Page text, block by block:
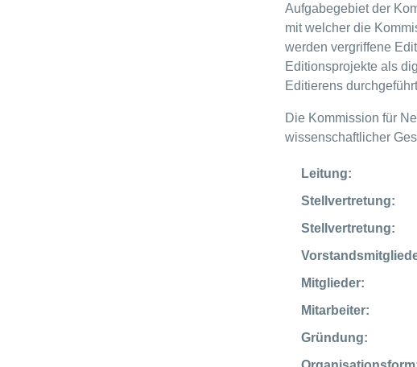
Aufgabegebiet der
mit welcher die
werden vergriffene
Editionsprojekte als
Editierens
Die Kommission für
wissenschaftlicher
Leitung:
Stellvertretung:
Stellvertretung:
Mitglieder:
Mitarbeiter:
Gründung: